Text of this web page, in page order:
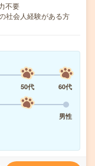
不要
社会人経験がある方
50代
60代
男性